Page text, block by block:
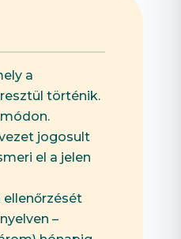
a
történik.
jogosult
el a jelen
–